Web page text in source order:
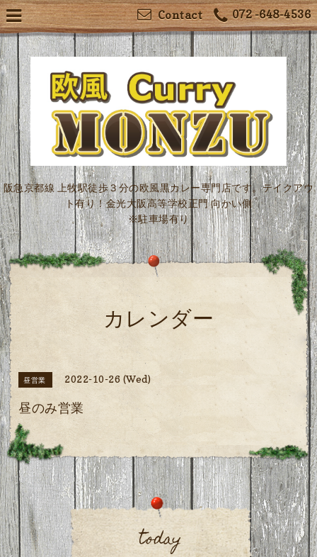
072 -648-4536
Contact
阪急京都線 上牧駅徒歩３分の欧風黒カレー専門店です。テイクアウ
ト有り！金光大阪高等学校正門 向かい側
※駐車場有り
カレンダー
昼営業 2022-10-26 (Wed)
昼のみ営業
today